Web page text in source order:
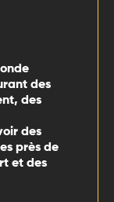
des
des
des
près de
et des